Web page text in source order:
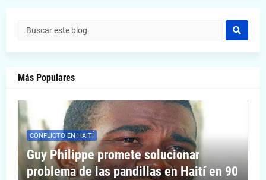
Más Populares
CONFLICTO EN HAITÍ
Guy Philippe promete solucionar
problema de las pandillas en Haití en 90